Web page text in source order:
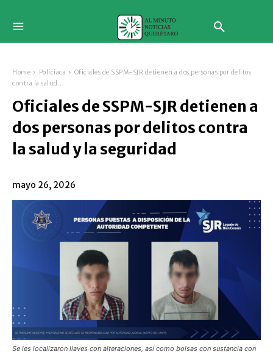
Home Policiaca
Oficiales de SSPM-SJR detienen a dos personas por delitos
contra la salud...
Oficiales de SSPM-SJR detienen a
dos personas por delitos contra
la salud y la seguridad
mayo 26, 2026
Se les localizaron llaves con alteraciones, así como bolsas con sustancia con